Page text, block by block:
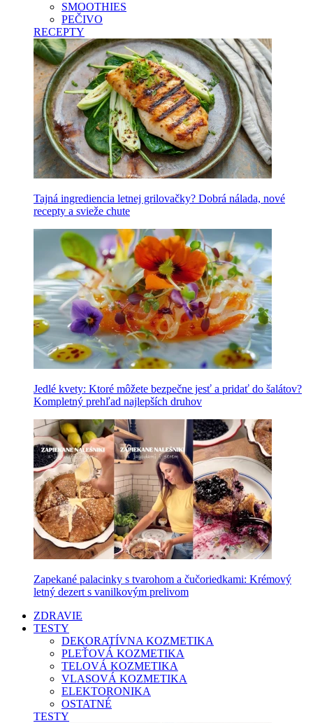
SMOOTHIES
PEČIVO
RECEPTY
Tajná ingrediencia letnej grilovačky? Dobrá nálada, nové
recepty a svieže chute
Jedlé kvety: Ktoré môžete bezpečne jesť a pridať do šalátov?
Kompletný prehľad najlepších druhov
Zapekané palacinky s tvarohom a čučoriedkami: Krémový
letný dezert s vanilkovým prelivom
ZDRAVIE
TESTY
DEKORATÍVNA KOZMETIKA
PLEŤOVÁ KOZMETIKA
TELOVÁ KOZMETIKA
VLASOVÁ KOZMETIKA
ELEKTORONIKA
OSTATNÉ
TESTY